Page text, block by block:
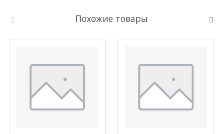
Похожие товары